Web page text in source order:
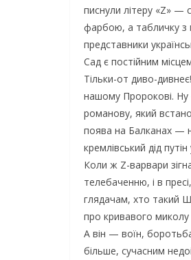
писнули літеру «Z» —
фарбою, а табличку з
представники
Сад є постійним
Тільки-от диво-
нашому Пророкові. Ну
романову, який
поява на Балканах —
кремлівський дід
Коли ж Z-варвари
телебаченню, і в
глядачам, хто такий
про кривавого
А він — воїн, боротьба
більше, сучасним